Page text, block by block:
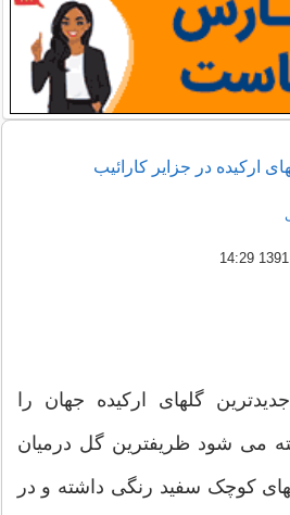
ارکیده در جزایر کارائیب
گلهای ارکیده جهان را
می شود ظریفترین گل درمیان
کوچک سفید رنگی داشته و در